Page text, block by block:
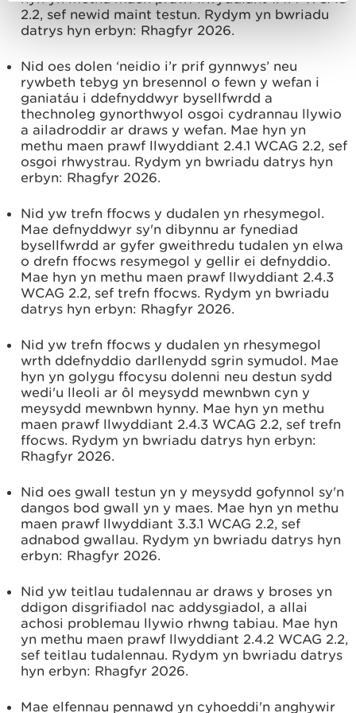
2.2, sef newid maint testun. Rydym yn bwriadu
datrys hyn erbyn: Rhagfyr 2026.
Nid oes dolen ‘neidio i’r prif gynnwys’ neu
rywbeth tebyg yn bresennol o fewn y wefan i
ganiatáu i ddefnyddwyr bysellfwrdd a
thechnoleg gynorthwyol osgoi cydrannau llywio
a ailadroddir ar draws y wefan. Mae hyn yn
methu maen prawf llwyddiant 2.4.1 WCAG 2.2, sef
osgoi rhwystrau. Rydym yn bwriadu datrys hyn
erbyn: Rhagfyr 2026.
Nid yw trefn ffocws y dudalen yn rhesymegol.
Mae defnyddwyr sy'n dibynnu ar fynediad
bysellfwrdd ar gyfer gweithredu tudalen yn elwa
o drefn ffocws resymegol y gellir ei defnyddio.
Mae hyn yn methu maen prawf llwyddiant 2.4.3
WCAG 2.2, sef trefn ffocws. Rydym yn bwriadu
datrys hyn erbyn: Rhagfyr 2026.
Nid yw trefn ffocws y dudalen yn rhesymegol
wrth ddefnyddio darllenydd sgrin symudol. Mae
hyn yn golygu ffocysu dolenni neu destun sydd
wedi'u lleoli ar ôl meysydd mewnbwn cyn y
meysydd mewnbwn hynny. Mae hyn yn methu
maen prawf llwyddiant 2.4.3 WCAG 2.2, sef trefn
ffocws. Rydym yn bwriadu datrys hyn erbyn:
Rhagfyr 2026.
Nid oes gwall testun yn y meysydd gofynnol sy'n
dangos bod gwall yn y maes. Mae hyn yn methu
maen prawf llwyddiant 3.3.1 WCAG 2.2, sef
adnabod gwallau. Rydym yn bwriadu datrys hyn
erbyn: Rhagfyr 2026.
Nid yw teitlau tudalennau ar draws y broses yn
ddigon disgrifiadol nac addysgiadol, a allai
achosi problemau llywio rhwng tabiau. Mae hyn
yn methu maen prawf llwyddiant 2.4.2 WCAG 2.2,
sef teitlau tudalennau. Rydym yn bwriadu datrys
hyn erbyn: Rhagfyr 2026.
Mae elfennau pennawd yn cyhoeddi'n anghywir